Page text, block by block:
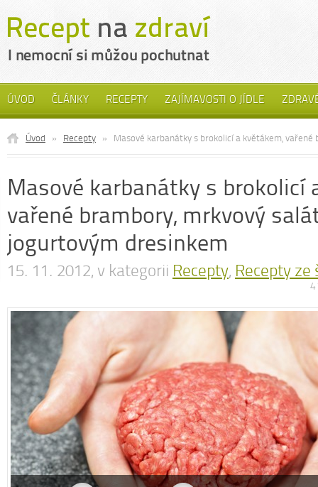
ÚVOD ČLÁNKY RECEPTY ZAJÍMAVOSTI O JÍDLE
Úvod » Recepty » Masové karbanátky s brokolicí a květákem,
Masové karbanátky s brokolicí
vařené brambory, mrkvový
jogurtovým dresinkem
15. 11. 2012, v kategorii Recepty, Recepty
4